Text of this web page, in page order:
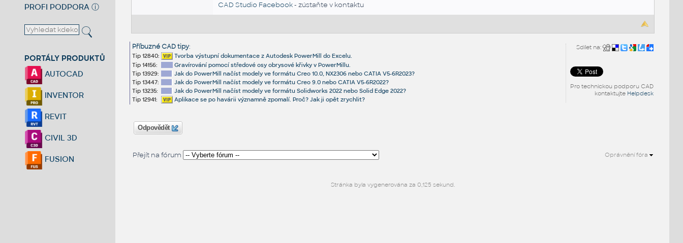
PROFI PODPORA ⓘ
PORTÁLY PRODUKTŮ
AUTOCAD
INVENTOR
REVIT
CIVIL 3D
FUSION
CAD Studio Facebook- zústaňte v kontaktu
Sdílet na:
Pro technickou podporu CAD
kontaktujte Helpdesk
Příbuzné CAD tipy:
Tip 12840:
Tvorba výstupní dokumentace z Autodesk PowerMill do Excelu.
Tip 14156:
Gravírování pomocí středové osy obrysové křivky v PowerMillu.
Tip 13929:
Jak do PowerMill načíst modely ve formátu Creo 10.0, NX2306 nebo CATIA V5-6R2023?
Tip 13447:
Jak do PowerMill načíst modely ve formátu Creo 9.0 nebo CATIA V5-6R2022?
Tip 13235:
Jak do PowerMill načíst modely ve formátu Solidworks 2022 nebo Solid Edge 2022?
Tip 12941:
Aplikace se po havárii významně zpomalí. Proč? Jak ji opět zrychlit?
Odpovědět
Přejít na fórum Oprávnění fóra
Stránka byla vygenerována za 0,125 sekund.